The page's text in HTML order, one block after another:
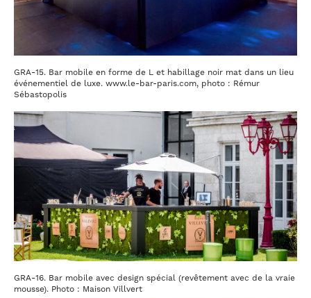
GRA-15. Bar mobile en forme de L et habillage noir mat dans un lieu
événementiel de luxe. www.le-bar-paris.com, photo : Rémur
Sébastopolis
GRA-16. Bar mobile avec design spécial (revêtement avec de la vraie
mousse). Photo : Maison Villvert